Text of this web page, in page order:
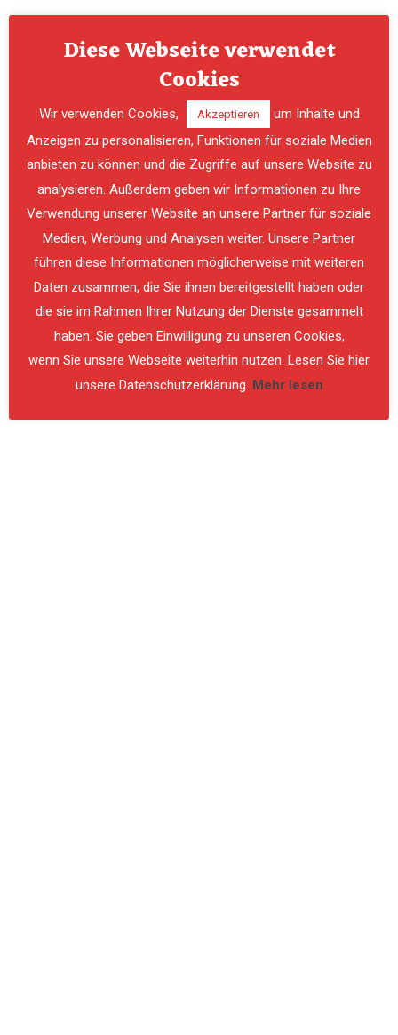
PREVIOUS
Diese Webseite verwendet
Cookies
Wir verwenden Cookies, Akzeptieren
um Inhalte und
Anzeigen zu personalisieren, Funktionen für soziale Medien
anbieten zu können und die Zugriffe auf unsere Website zu
analysieren. Außerdem geben wir Informationen zu Ihre
Verwendung unserer Website an unsere Partner für soziale
Medien, Werbung und Analysen weiter. Unsere Partner
führen diese Informationen möglicherweise mit weiteren
Daten zusammen, die Sie ihnen bereitgestellt haben oder
die sie im Rahmen Ihrer Nutzung der Dienste gesammelt
haben. Sie geben Einwilligung zu unseren Cookies,
wenn Sie unsere Webseite weiterhin nutzen. Lesen Sie hier
unsere Datenschutzerklärung. Mehr lesen